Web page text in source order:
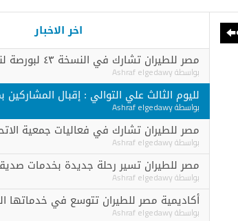
اخر الاخبار
مصر للطيران تشارك في النسخة ٤٣ لبورصة لندن الدو...
Ashraf elgedawy
لليوم الثالث علي التوالي : إقبال المشاركين بمؤت...
Ashraf elgedawy
مصر للطيران تشارك في فعاليات جمعية الاتحاد العر...
Ashraf elgedawy
مصر للطيران تسير رحلة جديدة بخدمات صديقة للبيئة...
Ashraf elgedawy
أكاديمية مصر للطيران تتوسع في خدماتها الرقمية ب...
Ashraf elgedawy